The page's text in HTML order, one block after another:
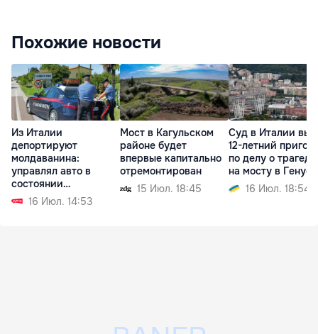
Похожие новости
Из Италии
депортируют
молдаванина:
управлял авто в
состоянии
алкогольного
опьянения
16 Июл. 14:53
Мост в Кагульском
районе будет
впервые капитально
отремонтирован
15 Июл. 18:45
Суд в Италии
12-летний
по делу о
на мосту в Генуе
16 Июл. 18:54